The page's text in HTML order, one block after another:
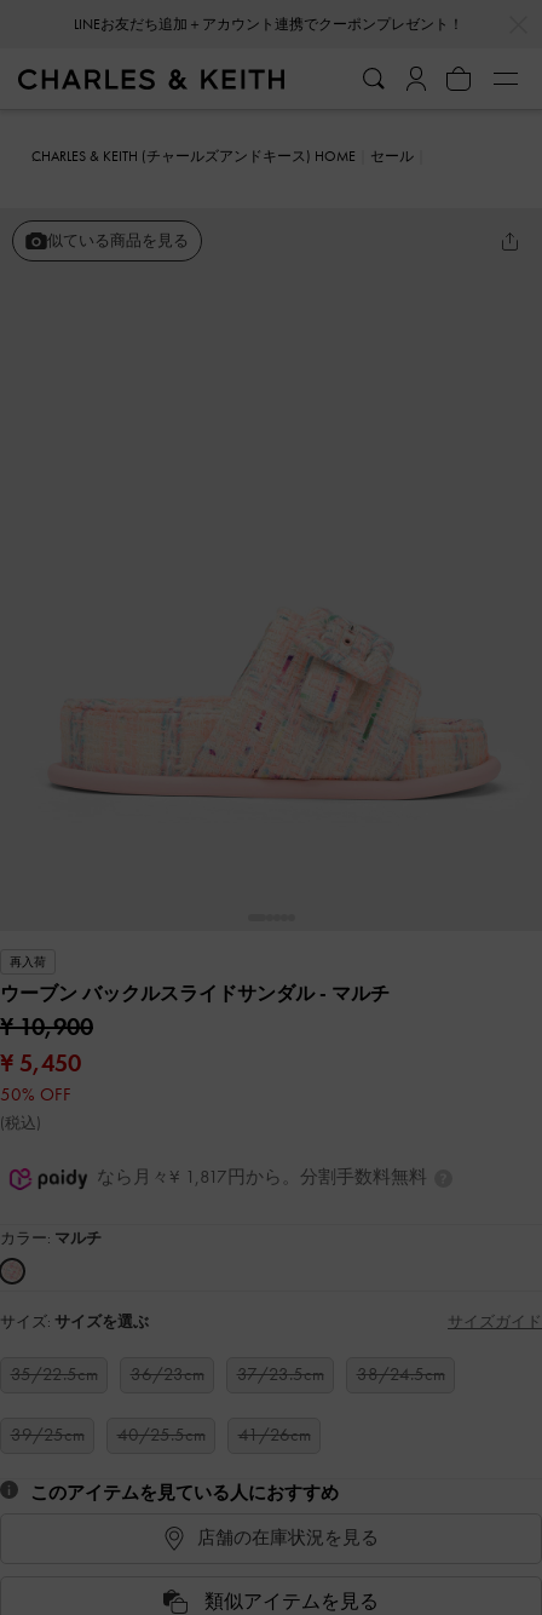
CHARLES & KEITH (チャールズアンドキース) HOME
セール
似ている商品を見る
再入荷
ウーブン バックルスライドサンダル- マルチ
¥ 10,900
¥ 5,450
50% OFF
(税込)
なら月々¥ 1,817円から。分割手数料無料
カラー: マルチ
サイズ: サイズを選ぶ サイズガイド
35/22.5cm 36/23cm 37/23.5cm 38/24.5cm
39/25cm 40/25.5cm 41/26cm
このアイテムを見ている人におすすめ
店舗の在庫状況を見る
類似アイテムを見る